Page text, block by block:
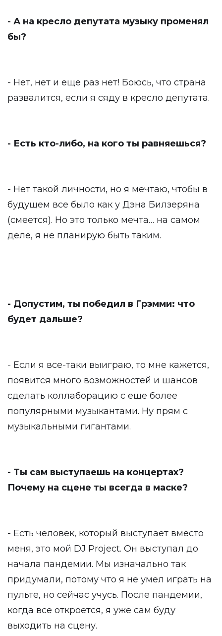
- А на кресло депутата музыку променял
бы?
- Нет, нет и еще раз нет! Боюсь, что страна
развалится, если я сяду в кресло депутата.
- Есть кто-либо, на кого ты равняешься?
- Нет такой личности, но я мечтаю, чтобы в
будущем все было как у Дэна Билзеряна
(смеется). Но это только мечта… на самом
деле, я не планирую быть таким.
- Допустим, ты победил в Грэмми: что
будет дальше?
- Если я все-таки выиграю, то мне кажется,
появится много возможностей и шансов
сделать коллаборацию с еще более
популярными музыкантами. Ну прям с
музыкальными гигантами.
- Ты сам выступаешь на концертах?
Почему на сцене ты всегда в маске?
- Есть человек, который выступает вместо
меня, это мой DJ Project. Он выступал до
начала пандемии. Мы изначально так
придумали, потому что я не умел играть на
пульте, но сейчас учусь. После пандемии,
когда все откроется, я уже сам буду
выходить на сцену.